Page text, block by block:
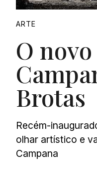
ARTE
O
Brotas
Recém-
olhar artístico e
Campana